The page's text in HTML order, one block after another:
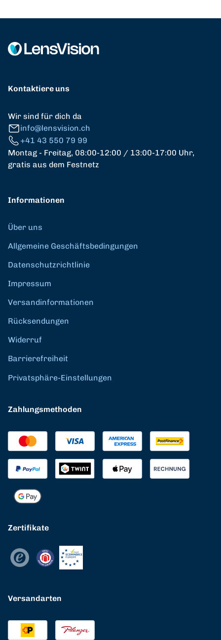
Kontaktiere uns
Wir sind für dich da
info@lensvision.ch
+41 43 550 79 99
Montag - Freitag, 08:00-12:00 / 13:00-17:00 Uhr,
gratis aus dem Festnetz
Informationen
Über uns
Allgemeine Geschäftsbedingungen
Datenschutzrichtlinie
Impressum
Versandinformationen
Rücksendungen
Widerruf
Barrierefreiheit
Privatsphäre-Einstellungen
Zahlungsmethoden
Zertifikate
Versandarten